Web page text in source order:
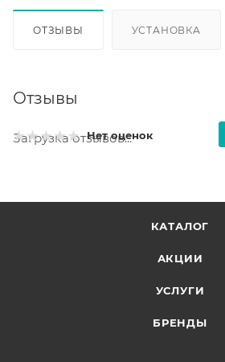
ОТЗЫВЫ УСТАНОВКА
Отзывы
Нет оценок
Загрузка отзывов...
КАТАЛОГ
АКЦИИ
УСЛУГИ
БРЕНДЫ